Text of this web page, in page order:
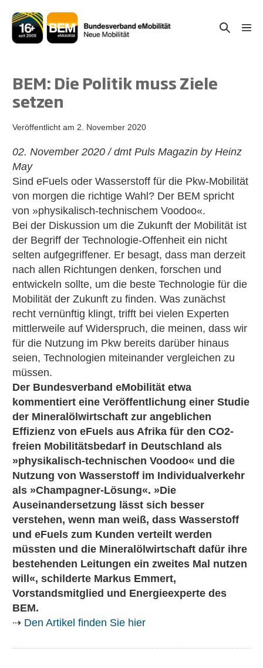
Inhalt
springen
Suche-
BEM: Die Politik muss Ziele
setzen
Veröffentlicht am 2. November 2020
02. November 2020 / dmt Puls Magazin by Heinz
May
Sind eFuels oder Wasserstoff für die Pkw-Mobilität
von morgen die richtige Wahl? Der BEM spricht
von »physikalisch-technischem Voodoo«.
Bei der Diskussion um die Zukunft der Mobilität ist
der Begriff der Technologie-Offenheit ein nicht
selten aufgegriffener. Er besagt, dass man derzeit
nach allen Richtungen denken, forschen und
entwickeln sollte, um die beste Technologie für die
Mobilität der Zukunft zu finden. Was zunächst
recht vernünftig klingt, trifft bei vielen Experten
mittlerweile auf Widerspruch, die meinen, dass wir
für die Nutzung im Pkw bereits darüber hinaus
seien, Technologien miteinander vergleichen zu
müssen.
Der Bundesverband eMobilität etwa
kommentiert eine Veröffentlichung einer Studie
der Mineralölwirtschaft zur angeblichen
Effizienz von eFuels aus Afrika für den CO2-
freien Mobilitätsbedarf in Deutschland als
»physikalisch-technischen Voodoo« und die
Nutzung von Wasserstoff im Individualverkehr
als »Champagner-Lösung«. »Die
Auseinandersetzung lässt sich besser
verstehen, wenn man weiß, dass Wasserstoff
und eFuels zum Kunden verteilt werden
müssten und die Mineralölwirtschaft dafür ihre
bestehenden Leitungen ein zweites Mal nutzen
will«, schilderte Markus Emmert,
Vorstandsmitglied und Energieexperte des
BEM.
⇢ Den Artikel finden Sie hier